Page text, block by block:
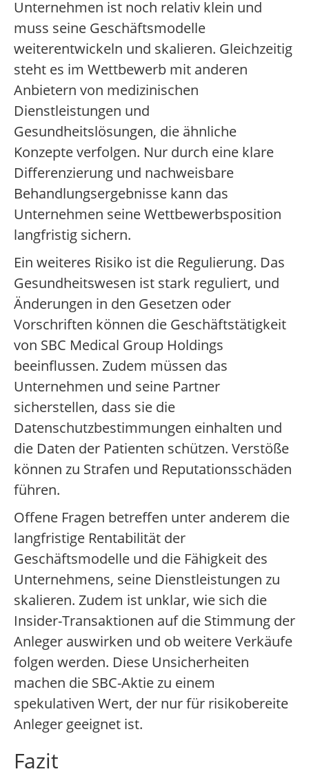
Unternehmen ist noch relativ klein und
muss seine Geschäftsmodelle
weiterentwickeln und skalieren. Gleichzeitig
steht es im Wettbewerb mit anderen
Anbietern von medizinischen
Dienstleistungen und
Gesundheitslösungen, die ähnliche
Konzepte verfolgen. Nur durch eine klare
Differenzierung und nachweisbare
Behandlungsergebnisse kann das
Unternehmen seine Wettbewerbsposition
langfristig sichern.
Ein weiteres Risiko ist die Regulierung. Das
Gesundheitswesen ist stark reguliert, und
Änderungen in den Gesetzen oder
Vorschriften können die Geschäftstätigkeit
von SBC Medical Group Holdings
beeinflussen. Zudem müssen das
Unternehmen und seine Partner
sicherstellen, dass sie die
Datenschutzbestimmungen einhalten und
die Daten der Patienten schützen. Verstöße
können zu Strafen und Reputationsschäden
führen.
Offene Fragen betreffen unter anderem die
langfristige Rentabilität der
Geschäftsmodelle und die Fähigkeit des
Unternehmens, seine Dienstleistungen zu
skalieren. Zudem ist unklar, wie sich die
Insider-Transaktionen auf die Stimmung der
Anleger auswirken und ob weitere Verkäufe
folgen werden. Diese Unsicherheiten
machen die SBC-Aktie zu einem
spekulativen Wert, der nur für risikobereite
Anleger geeignet ist.
Fazit